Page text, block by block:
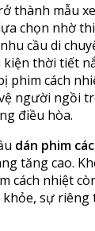
thành mẫu
chọn nhờ
cầu di
kiện thời tiết
phim cách
người ngồi
điều hòa.
dán phim
tăng cao.
cách nhiệt
sự riêng